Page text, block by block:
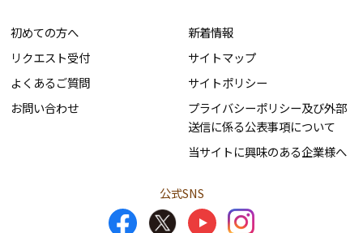
初めての方へ
リクエスト受付
よくあるご質問
お問い合わせ
新着情報
サイトマップ
サイトポリシー
プライバシーポリシー及び外部
送信に係る公表事項について
当サイトに興味のある企業様へ
公式SNS